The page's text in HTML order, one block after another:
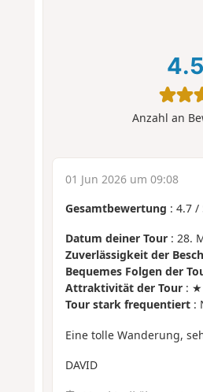
4.5
Anzahl an
01 Jun 2026 um 09:08
Gesamtbewertung : 4.7/
Datum deiner Tour: 28.
Zuverlässigkeit der
Bequemes Folgen der
Attraktivität der Tour:
Tour stark frequentiert:
Eine tolle Wanderung,
DAVID